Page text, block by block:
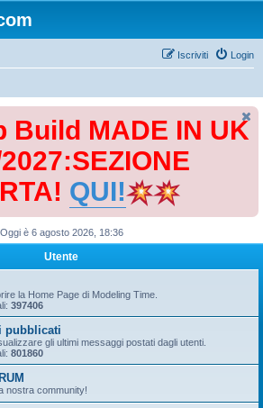
Login
Iscriviti
Build MADE IN UK
QUI!
Oggi è 6 agosto 2026, 18:36
Utente
la Home Page di Modeling Time.
397406
pubblicati
gli ultimi messaggi postati dagli utenti.
801860
nostra community!